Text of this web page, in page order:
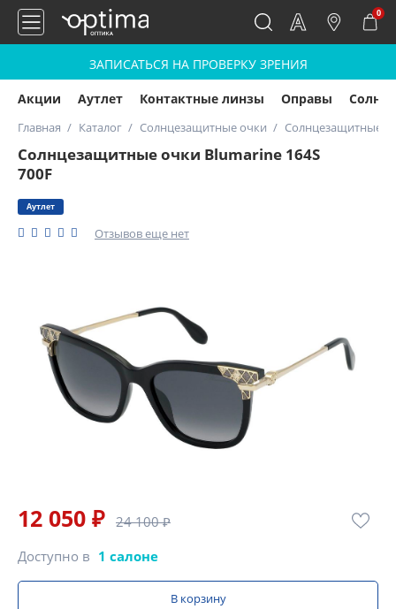
0
ЗАПИСАТЬСЯ НА ПРОВЕРКУ ЗРЕНИЯ
Акции Аутлет Контактные линзы Оправы
Главная Каталог Солнцезащитные очки Солнцезащитные
Солнцезащитные очки Blumarine 164S
700F
Аутлет
Отзывов еще нет
12 050 ₽ 24 100 ₽
Доступно в 1 салоне
В корзину